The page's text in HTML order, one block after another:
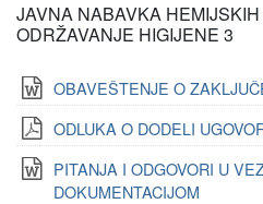
JAVNA NABAVKA
ODRŽAVANJE HIGIJENE 3
OBAVEŠTENJE O
ODLUKA O DODELI
PITANJA I ODGOVORI U
DOKUMENTACIJOM